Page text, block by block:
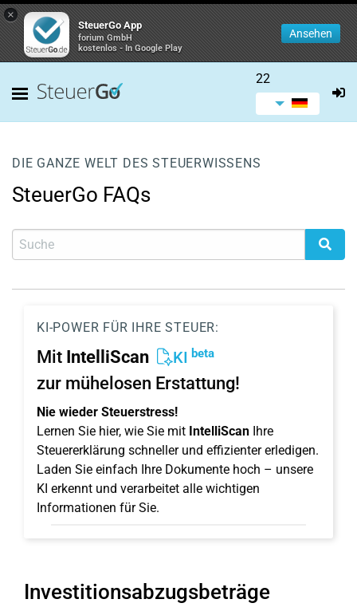
×
SteuerGo App
forium GmbH
kostenlos - In Google Play
Ansehen
22
DIE GANZE WELT DES STEUERWISSENS
SteuerGo FAQs
KI-POWER FÜR IHRE STEUER:
Mit IntelliScan KI beta
zur mühelosen Erstattung!
Nie wieder Steuerstress!
Lernen Sie hier, wie Sie mit IntelliScan Ihre
Steuererklärung schneller und effizienter erledigen.
Laden Sie einfach Ihre Dokumente hoch – unsere
KI erkennt und verarbeitet alle wichtigen
Informationen für Sie.
Investitionsabzugsbeträge